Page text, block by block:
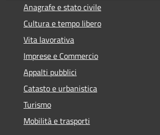
Anagrafe e stato civile
Cultura e tempo libero
Vita lavorativa
Imprese e Commercio
Appalti pubblici
Catasto e urbanistica
Turismo
Mobilità e trasporti